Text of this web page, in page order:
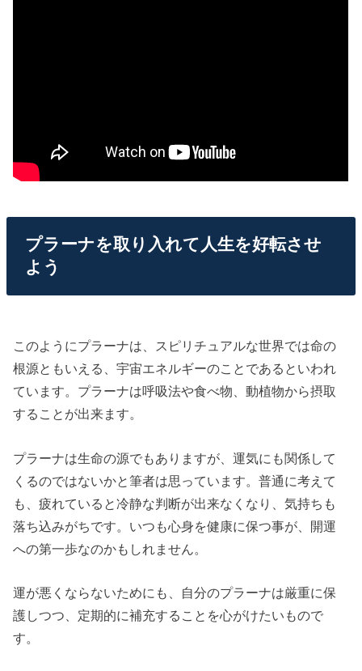
プラーナを取り入れて人生を好転させ
よう
このようにプラーナは、スピリチュアルな世界では命の
根源ともいえる、宇宙エネルギーのことであるといわれ
ています。プラーナは呼吸法や食べ物、動植物から摂取
することが出来ます。
プラーナは生命の源でもありますが、運気にも関係して
くるのではないかと筆者は思っています。普通に考えて
も、疲れていると冷静な判断が出来なくなり、気持ちも
落ち込みがちです。いつも心身を健康に保つ事が、開運
への第一歩なのかもしれません。
運が悪くならないためにも、自分のプラーナは厳重に保
護しつつ、定期的に補充することを心がけたいもので
す。